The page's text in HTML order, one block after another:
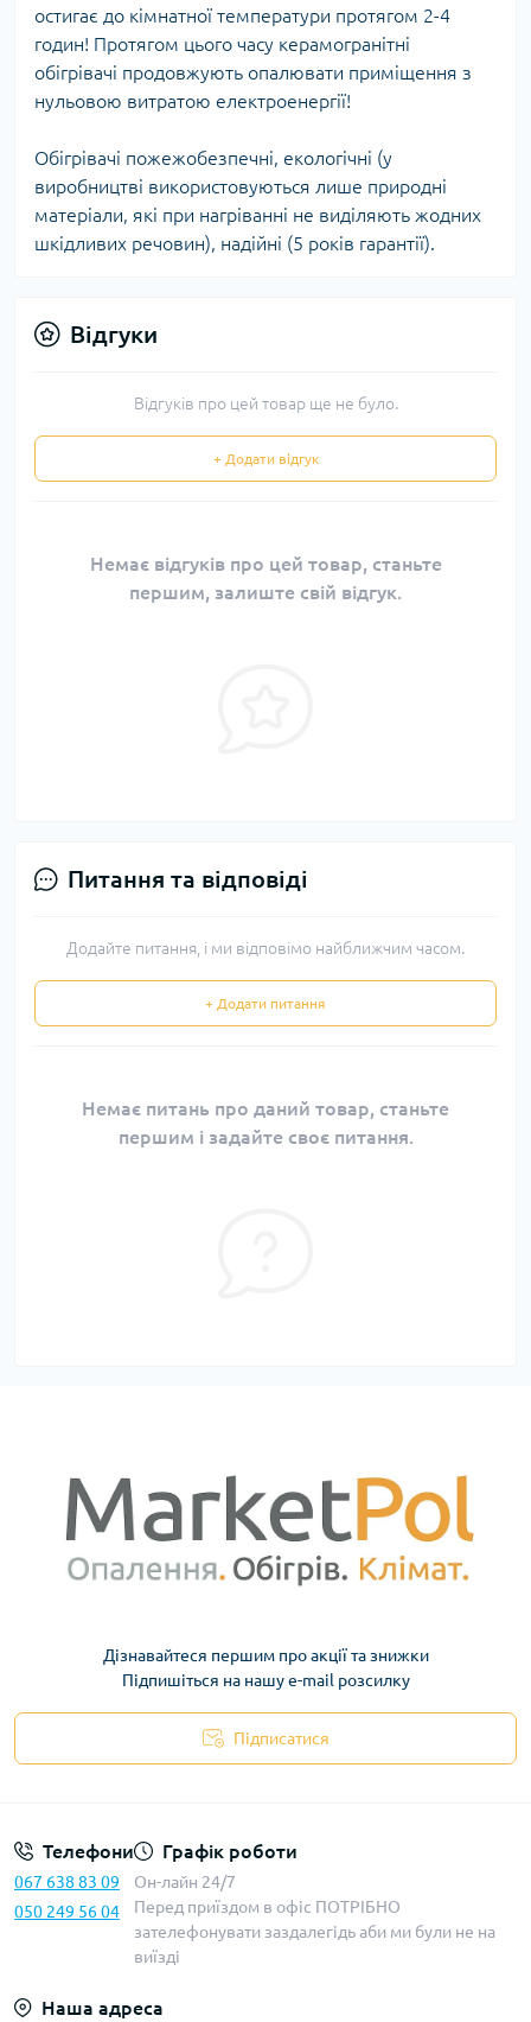
остигає до кімнатної температури протягом 2-4
годин! Протягом цього часу керамогранітні
обігрівачі продовжують опалювати приміщення з
нульовою витратою електроенергії!
Обігрівачі пожежобезпечні, екологічні (у
виробництві використовуються лише природні
матеріали, які при нагріванні не виділяють жодних
шкідливих речовин), надійні (5 років гарантії).
Відгуки
Відгуків про цей товар ще не було.
+ Додати відгук
Немає відгуків про цей товар, станьте
першим, залиште свій відгук.
Питання та відповіді
Додайте питання, і ми відповімо найближчим часом.
+ Додати питання
Немає питань про даний товар, станьте
першим і задайте своє питання.
Дізнавайтеся першим про акції та знижки
Підпишіться на нашу e-mail розсилку
Підписатися
Телефони
067 638 83 09
050 249 56 04
Графік роботи
Он-лайн 24/7
Перед приїздом в офіс ПОТРІБНО
зателефонувати заздалегідь аби ми були не на
виїзді
Наша адреса